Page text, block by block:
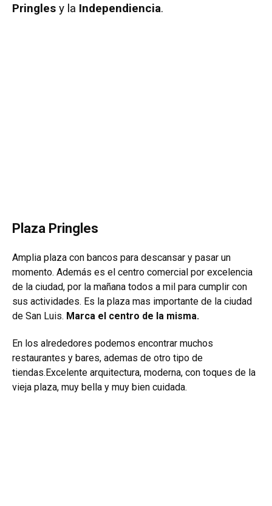
Pringles y la Independiencia.
Plaza Pringles
Amplia plaza con bancos para descansar y pasar un
momento. Además es el centro comercial por excelencia
de la ciudad, por la mañana todos a mil para cumplir con
sus actividades. Es la plaza mas importante de la ciudad
de San Luis. Marca el centro de la misma.
En los alrededores podemos encontrar muchos
restaurantes y bares, ademas de otro tipo de
tiendas.Excelente arquitectura, moderna, con toques de la
vieja plaza, muy bella y muy bien cuidada.